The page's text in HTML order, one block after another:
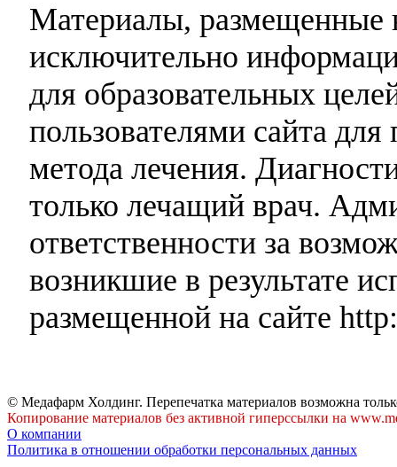
Материалы, размещенные
исключительно
для образовательных
пользователями сайта
метода лечения.
только лечащий врач.
ответственности за
возникшие в результате
размещенной на сайте
© Медафарм Холдинг. Перепечатка материалов возможна
Копирование материалов без активной гиперссылки на
О компании
Политика в отношении обработки персональных данных